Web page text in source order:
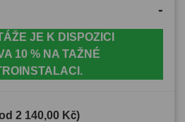
-
JE K DISPOZICI
10 % NA TAŽNÉ
2 140,00 Kč)